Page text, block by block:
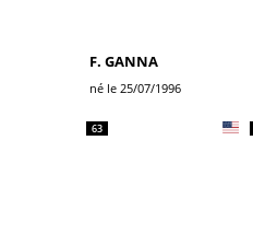
F. GANNA
né le 25/07/1996
63